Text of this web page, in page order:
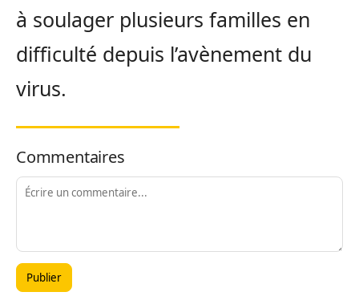
à soulager plusieurs familles en
difficulté depuis l’avènement du
virus.
Commentaires
Publier